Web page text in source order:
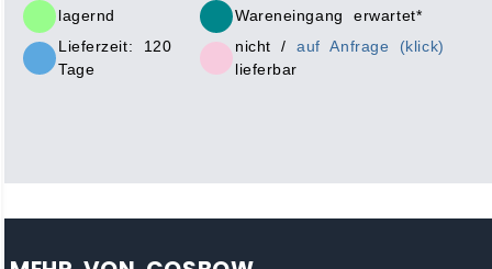
lagernd
Wareneingang erwartet*
Lieferzeit: 120
Tage
nicht /auf Anfrage (klick)
lieferbar